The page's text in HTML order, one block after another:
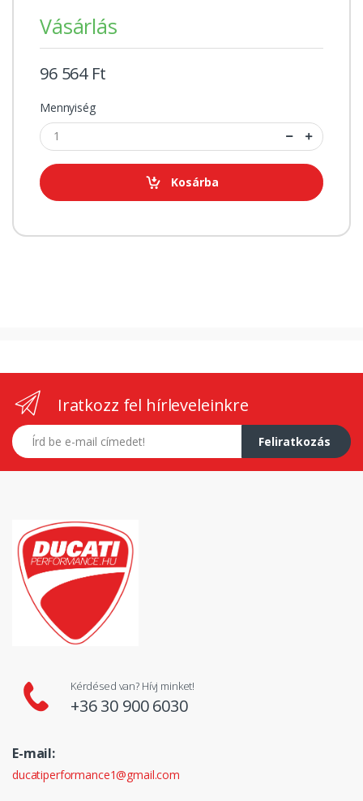
Vásárlás
96 564 Ft
Mennyiség
Kosárba
Iratkozz fel hírleveleinkre
E-mail címed
Feliratkozás
Kérdésed van? Hívj minket!
+36 30 900 6030
E-mail:
ducatiperformance1@gmail.com